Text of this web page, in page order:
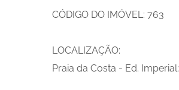
CÓDIGO DO IMÓVEL: 763
LOCALIZAÇÃO:
Praia da Costa - Ed.